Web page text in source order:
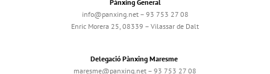
Pànxing General
info@panxing.net – 93 753 27 08
Enric Morera 25, 08339 – Vilassar de Dalt
Delegació Pànxing Maresme
maresme@panxing.net – 93 753 27 08